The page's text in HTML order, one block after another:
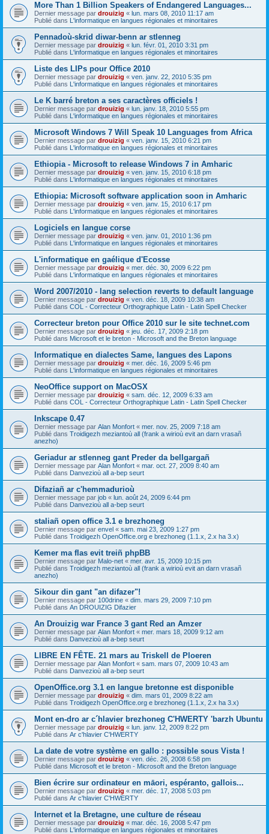
More Than 1 Billion Speakers of Endangered Languages...
Dernier message par drouizig « lun. mars 08, 2010 11:17 am
Publié dans L'informatique en langues régionales et minoritaires
Pennadoù-skrid diwar-benn ar stlenneg
Dernier message par drouizig « lun. févr. 01, 2010 3:31 pm
Publié dans L'informatique en langues régionales et minoritaires
Liste des LIPs pour Office 2010
Dernier message par drouizig « ven. janv. 22, 2010 5:35 pm
Publié dans L'informatique en langues régionales et minoritaires
Le K barré breton a ses caractères officiels !
Dernier message par drouizig « lun. janv. 18, 2010 5:55 pm
Publié dans L'informatique en langues régionales et minoritaires
Microsoft Windows 7 Will Speak 10 Languages from Africa
Dernier message par drouizig « ven. janv. 15, 2010 6:21 pm
Publié dans L'informatique en langues régionales et minoritaires
Ethiopia - Microsoft to release Windows 7 in Amharic
Dernier message par drouizig « ven. janv. 15, 2010 6:18 pm
Publié dans L'informatique en langues régionales et minoritaires
Ethiopia: Microsoft software application soon in Amharic
Dernier message par drouizig « ven. janv. 15, 2010 6:17 pm
Publié dans L'informatique en langues régionales et minoritaires
Logiciels en langue corse
Dernier message par drouizig « ven. janv. 01, 2010 1:36 pm
Publié dans L'informatique en langues régionales et minoritaires
L'informatique en gaélique d'Ecosse
Dernier message par drouizig « mer. déc. 30, 2009 6:22 pm
Publié dans L'informatique en langues régionales et minoritaires
Word 2007/2010 - lang selection reverts to default language
Dernier message par drouizig « ven. déc. 18, 2009 10:38 am
Publié dans COL - Correcteur Orthographique Latin - Latin Spell Checker
Correcteur breton pour Office 2010 sur le site technet.com
Dernier message par drouizig « jeu. déc. 17, 2009 2:18 pm
Publié dans Microsoft et le breton - Microsoft and the Breton language
Informatique en dialectes Same, langues des Lapons
Dernier message par drouizig « mer. déc. 16, 2009 5:46 pm
Publié dans L'informatique en langues régionales et minoritaires
NeoOffice support on MacOSX
Dernier message par drouizig « sam. déc. 12, 2009 6:33 am
Publié dans COL - Correcteur Orthographique Latin - Latin Spell Checker
Inkscape 0.47
Dernier message par Alan Monfort « mer. nov. 25, 2009 7:18 am
Publié dans Troidigezh meziantoù all (frank a wirioù evit an darn vrasañ
anezho)
Geriadur ar stlenneg gant Preder da bellgargañ
Dernier message par Alan Monfort « mar. oct. 27, 2009 8:40 am
Publié dans Danvezioù all a-bep seurt
Difaziañ ar c'hemmadurioù
Dernier message par job « lun. août 24, 2009 6:44 pm
Publié dans Danvezioù all a-bep seurt
staliañ open office 3.1 e brezhoneg
Dernier message par envel « sam. mai 23, 2009 1:27 pm
Publié dans Troidigezh OpenOffice.org e brezhoneg (1.1.x, 2.x ha 3.x)
Kemer ma flas evit treiñ phpBB
Dernier message par Malo-net « mer. avr. 15, 2009 10:15 pm
Publié dans Troidigezh meziantoù all (frank a wirioù evit an darn vrasañ
anezho)
Sikour din gant "an difazer"!
Dernier message par 100drine « dim. mars 29, 2009 7:10 pm
Publié dans An DROUIZIG Difazier
An Drouizig war France 3 gant Red an Amzer
Dernier message par Alan Monfort « mer. mars 18, 2009 9:12 am
Publié dans Danvezioù all a-bep seurt
LIBRE EN FÊTE. 21 mars au Triskell de Ploeren
Dernier message par Alan Monfort « sam. mars 07, 2009 10:43 am
Publié dans Danvezioù all a-bep seurt
OpenOffice.org 3.1 en langue bretonne est disponible
Dernier message par drouizig « dim. mars 01, 2009 8:22 am
Publié dans Troidigezh OpenOffice.org e brezhoneg (1.1.x, 2.x ha 3.x)
Mont en-dro ar c´hlavier brezhoneg C'HWERTY 'barzh Ubuntu
Dernier message par drouizig « lun. janv. 12, 2009 8:22 pm
Publié dans Ar c'hlavier C'HWERTY
La date de votre système en gallo : possible sous Vista !
Dernier message par drouizig « ven. déc. 26, 2008 6:58 pm
Publié dans Microsoft et le breton - Microsoft and the Breton language
Bien écrire sur ordinateur en māori, espéranto, gallois...
Dernier message par drouizig « mer. déc. 17, 2008 5:03 pm
Publié dans Ar c'hlavier C'HWERTY
Internet et la Bretagne, une culture de réseau
Dernier message par drouizig « mar. déc. 16, 2008 5:47 pm
Publié dans L'informatique en langues régionales et minoritaires